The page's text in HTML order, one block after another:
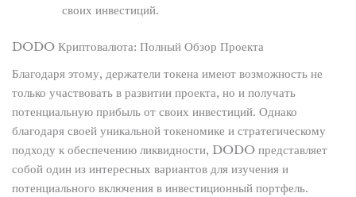
своих инвестиций.
DODO Криптовалюта: Полный Обзор Проекта
Благодаря этому, держатели токена имеют возможность не
только участвовать в развитии проекта, но и получать
потенциальную прибыль от своих инвестиций. Однако
благодаря своей уникальной токеномике и стратегическому
подходу к обеспечению ликвидности, DODO представляет
собой один из интересных вариантов для изучения и
потенциального включения в инвестиционный портфель.